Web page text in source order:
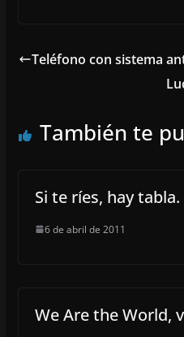
Teléfono con sistema
También te
Si te ríes, hay tabla.
6 de abril de 2011
We Are the World,